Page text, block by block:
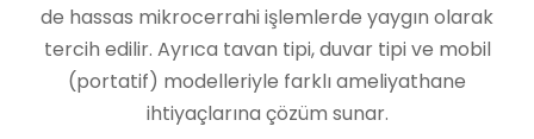
de hassas mikrocerrahi işlemlerde yaygın olarak
tercih edilir. Ayrıca tavan tipi, duvar tipi ve mobil
(portatif) modelleriyle farklı ameliyathane
ihtiyaçlarına çözüm sunar.